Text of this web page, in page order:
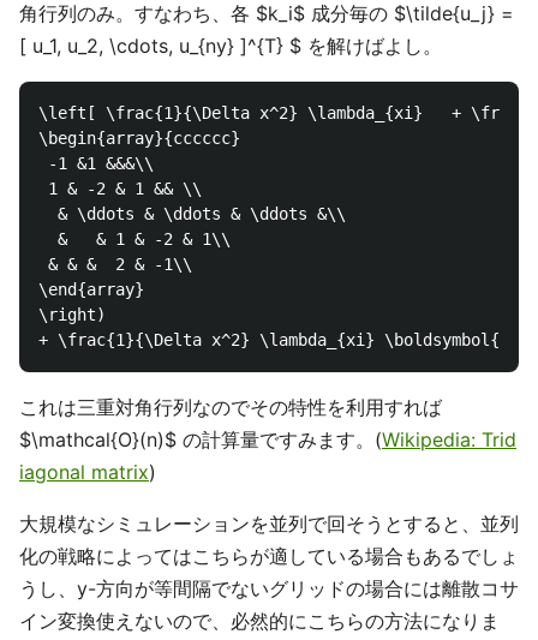
角行列のみ。すなわち、各 $k_i$ 成分毎の $\tilde{u_j} =
[ u_1, u_2, \cdots, u_{ny} ]^{T} $ を解けばよし。
\left[ \frac{1}{\Delta x^2} \lambda_{xi}   +
\begin{array}{cccccc}
-1 &1 &&&\\
1 & -2 & 1 && \\
  & \ddots & \ddots & \ddots &\\
  &   & 1 & -2 & 1\\
& & &  2 & -1\\
\end{array}
\right)
これは三重対角行列なのでその特性を利用すれば
$\mathcal{O}(n)$ の計算量ですみます。(Wikipedia: Trid
iagonal matrix)
大規模なシミュレーションを並列で回そうとすると、並列
化の戦略によってはこちらが適している場合もあるでしょ
うし、y-方向が等間隔でないグリッドの場合には離散コサ
イン変換使えないので、必然的にこちらの方法になりま